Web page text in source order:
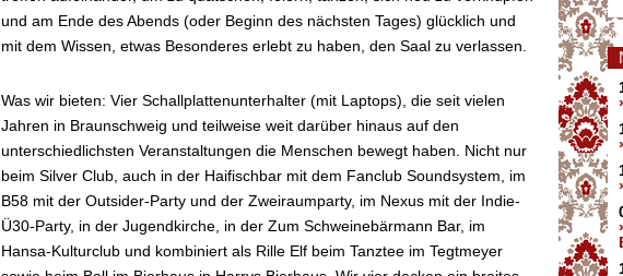
und am Ende des Abends (oder Beginn des nächsten Tages) glücklich und
mit dem Wissen, etwas Besonderes erlebt zu haben, den Saal zu verlassen.
Was wir bieten: Vier Schallplattenunterhalter (mit Laptops), die seit vielen
Jahren in Braunschweig und teilweise weit darüber hinaus auf den
unterschiedlichsten Veranstaltungen die Menschen bewegt haben. Nicht nur
beim Silver Club, auch in der Haifischbar mit dem Fanclub Soundsystem, im
B58 mit der Outsider-Party und der Zweiraumparty, im Nexus mit der Indie-
Ü30-Party, in der Jugendkirche, in der Zum Schweinebärmann Bar, im
Hansa-Kulturclub und kombiniert als Rille Elf beim Tanztee im Tegtmeyer